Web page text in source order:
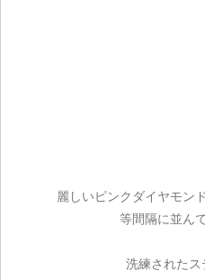
麗しいピンクダイヤモン
等間隔に並ん
洗練されたス